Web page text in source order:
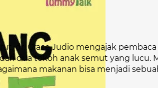
dr. Grace Judio mengajak
dua tokoh anak semut yang lucu.
makanan bisa menjadi